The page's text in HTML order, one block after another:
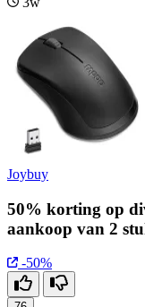
Joybuy
50% korting op
aankoop van 2
-50%